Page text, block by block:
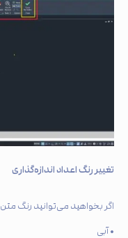
تغییر رنگ اعداد اندازه‌گذاری
اگر بخواهید می‌توانید رنگ متن Dimension را نیز تغییر دهید:
• آبی